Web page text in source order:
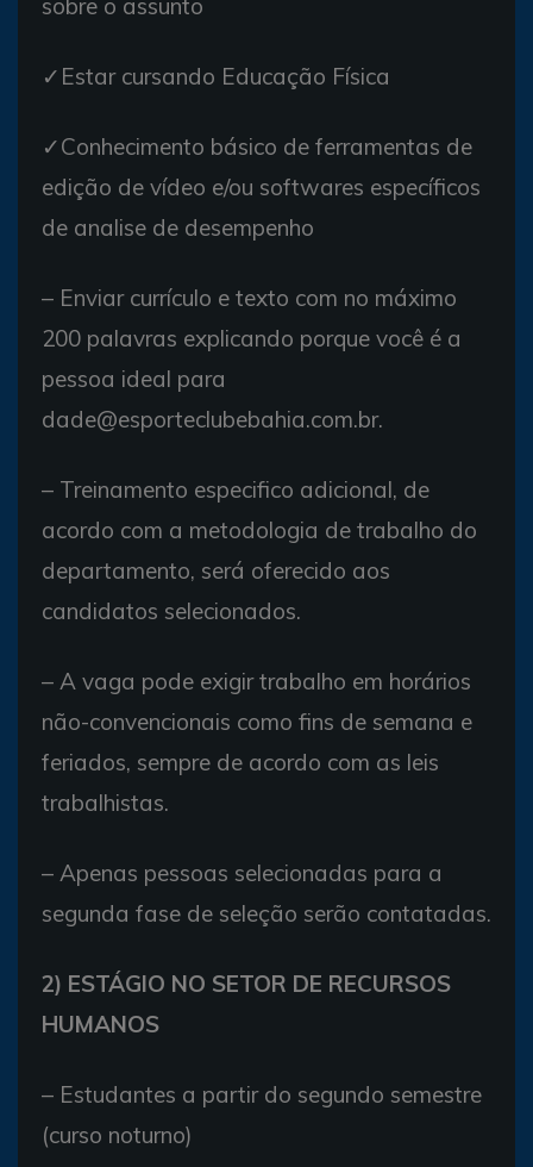
✓Estar cursando Educação Física
✓Conhecimento básico de ferramentas de
edição de vídeo e/ou softwares específicos
de analise de desempenho
– Enviar currículo e texto com no máximo
200 palavras explicando porque você é a
pessoa ideal para
dade@esporteclubebahia.com.br.
– Treinamento especifico adicional, de
acordo com a metodologia de trabalho do
departamento, será oferecido aos
candidatos selecionados.
– A vaga pode exigir trabalho em horários
não-convencionais como fins de semana e
feriados, sempre de acordo com as leis
trabalhistas.
– Apenas pessoas selecionadas para a
segunda fase de seleção serão contatadas.
2) ESTÁGIO NO SETOR DE RECURSOS
HUMANOS
– Estudantes a partir do segundo semestre
(curso noturno)